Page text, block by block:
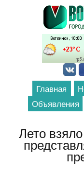
Перейти к основному
Главная
Объявления
Лето